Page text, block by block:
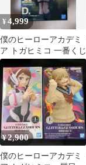
¥4,999
僕のヒーローアカデミ
ア トガヒミコ 一番くじ
¥2,900
僕のヒーローアカデミ